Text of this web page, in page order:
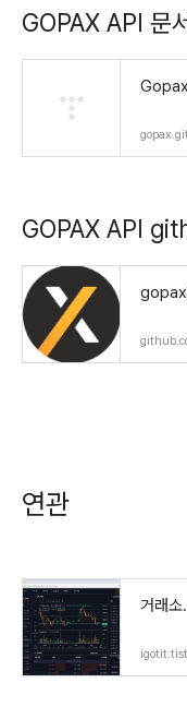
GOPAX API 문서
GOPAX API
연관
거래